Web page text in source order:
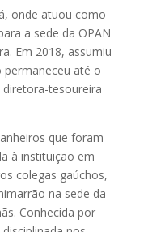
onde atuou como
a sede da OPAN
Em 2018, assumiu
permaneceu até o
diretora-tesoureira
que foram
à instituição em
colegas gaúchos,
na sede da
Conhecida por